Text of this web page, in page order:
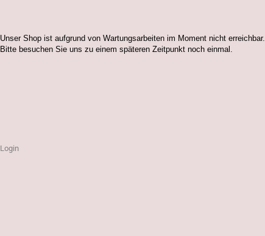
Unser Shop ist aufgrund von Wartungsarbeiten im Moment nicht erreichbar.
Bitte besuchen Sie uns zu einem späteren Zeitpunkt noch einmal.
Login